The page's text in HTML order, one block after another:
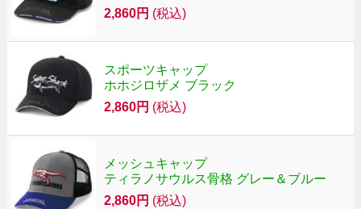
2,860円 (税込)
スポーツキャップ
ホホジロザメ ブラック
2,860円 (税込)
メッシュキャップ
ティラノサウルス骨格 グレー＆ブルー
2,860円 (税込)